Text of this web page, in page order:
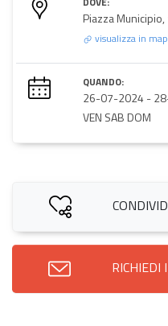
Piazza
visualizza in
QUANDO:
26-07-2024 -
VEN SAB DOM
RICHIEDI